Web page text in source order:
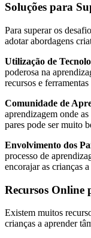
Soluções para
Para superar os
adotar abordagens
Utilização de
poderosa na
recursos e
Comunidade de
aprendizagem onde
pares pode ser muito
Envolvimento dos
processo de
encorajar as crianças
Recursos Online
Existem muitos
crianças a aprender